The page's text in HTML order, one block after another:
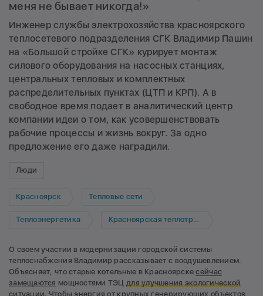
меня не бывает никогда!»
Инженер службы электрохозяйства красноярского
теплосетевого подразделения СГК Владимир Пашин
на «Большой стройке СГК» курирует монтаж
силового оборудования на насосных станциях,
центральных тепловых и комплектных
распределительных пунктах (ЦТП и КРП). А в
свободное время подает в аналитический центр
компании идеи о том, как усовершенствовать
рабочие процессы и жизнь вокруг. За одно
предложение его даже наградили.
Люди
Красноярск Тепловые сети
Теплоэнергетика Красноярская теплотранспортная компания
О своем участии в модернизации городской системы
теплоснабжения Владимир рассказывает с воодушевлением.
Объясняет, что старые котельные в Красноярскесейчас
замещаются мощностями ТЭЦдля улучшения экологической
ситуации. Чтобы энергия от крупных генерирующих объектов